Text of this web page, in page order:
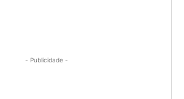
- Publicidade -